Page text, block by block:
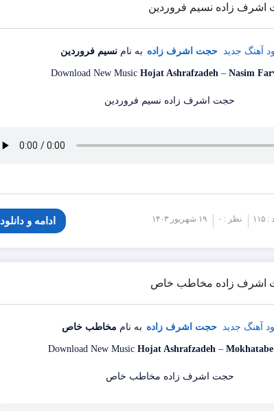
اشرف زاده نسیم فروردین
آهنگ جدید حجت اشرف زاده به نام نسیم فروردین
Download New Music Hojat Ashrafzadeh – Nasim
نظر : ۰ ۱۹ شهریور ۱۴۰۳ ادامه و دانلود
اشرف زاده مخاطب خاص
آهنگ جدید حجت اشرف زاده به نام مخاطب خاص
Download New MusicHojat Ashrafzadeh –